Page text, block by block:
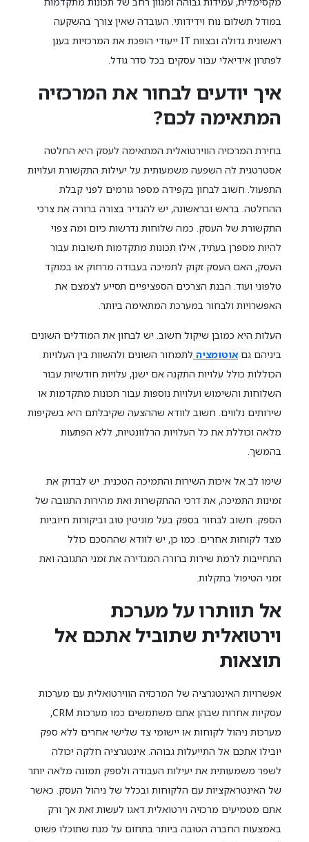
במודל תשלום נוח וידידותי. העובדה שאין צורך בהשקעה
ראשונית גדולה ובצוות IT ייעודי הופכת את המרכזיות בענן
לפתרון אידיאלי עבור עסקים בכל סדר גודל.
איך יודעים לבחור את המרכזיה
המתאימה לכם?
בחירת המרכזיה הווירטואלית המתאימה לעסק היא החלטה
אסטרטגית לה השפעה משמעותית על יעילות התקשורת ועלויות
התפעול. חשוב לבחון בקפידה מספר גורמים לפני קבלת
ההחלטה. בראש ובראשונה, יש להגדיר בצורה ברורה את צרכי
התקשורת של העסק. כמה שלוחות נדרשות כיום ומה צפוי
להיות מספרן בעתיד, אילו תכונות מתקדמות חשובות עבור
העסק, האם העסק זקוק לתמיכה בעבודה מרחוק או במוקד
טלפוני ועוד. הבנת הצרכים הספציפיים תסייע לצמצם את
האפשרויות ולבחור במערכת המתאימה ביותר.
העלות היא כמובן שיקול חשוב. יש לבחון את המודלים השונים
ביניהם גם אוטומציה לתמחור השונים ולהשוות בין העלויות
הכוללות כולל עלויות התקנה אם ישנן, עלויות חודשיות עבור
השלוחות והשימוש ועלויות נוספות עבור תכונות מתקדמות או
שירותים נלווים. חשוב לוודא שההצעה שקיבלתם היא בשקיפות
מלאה וכוללת את כל העלויות הרלוונטיות, ללא הפתעות
בהמשך.
שימו לב אל איכות השירות והתמיכה הטכנית. יש לבדוק את
זמינות התמיכה, את דרכי ההתקשרות ואת מהירות התגובה של
הספק. חשוב לבחור בספק בעל מוניטין טוב וביקורות חיוביות
מצד לקוחות אחרים. כמו כן, יש לוודא שההסכם כולל
התחייבות לרמת שירות ברורה המגדירה את זמני התגובה ואת
זמני הטיפול בתקלות.
אל תוותרו על מערכת
וירטואלית שתוביל אתכם אל
תוצאות
אפשרויות האינטגרציה של המרכזיה הווירטואלית עם מערכות
עסקיות אחרות שבהן אתם משתמשים כמו מערכות CRM,
מערכות ניהול לקוחות או יישומי צד שלישי אחרים ללא ספק
יובילו אתכם אל התייעלות גבוהה. אינטגרציה חלקה יכולה
לשפר משמעותית את יעילות העבודה ולספק תמונה מלאה יותר
של האינטראקציות עם הלקוחות ובכלל של ניהול העסק. כאשר
אתם מטמיעים מרכזיה וירטואלית דאגו לעשות זאת אך ורק
באמצעות החברה הטובה ביותר בתחום על מנת שתוכלו פשוט